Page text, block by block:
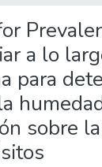
a lo
para
sobre